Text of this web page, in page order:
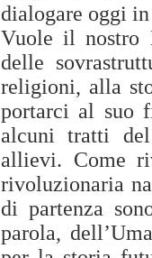
dialogare oggi
Vuole il nostro
delle
religioni, alla
portarci al suo
alcuni tratti
allievi. Come
rivoluzionaria
di partenza
parola,